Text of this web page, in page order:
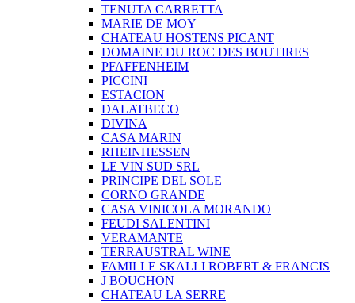
TENUTA CARRETTA
MARIE DE MOY
CHATEAU HOSTENS PICANT
DOMAINE DU ROC DES BOUTIRES
PFAFFENHEIM
PICCINI
ESTACION
DALATBECO
DIVINA
CASA MARIN
RHEINHESSEN
LE VIN SUD SRL
PRINCIPE DEL SOLE
CORNO GRANDE
CASA VINICOLA MORANDO
FEUDI SALENTINI
VERAMANTE
TERRAUSTRAL WINE
FAMILLE SKALLI ROBERT & FRANCIS
J BOUCHON
CHATEAU LA SERRE